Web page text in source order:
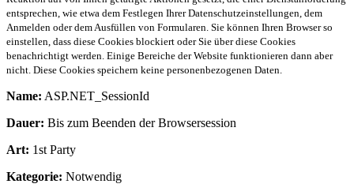
entsprechen, wie etwa dem Festlegen Ihrer Datenschutzeinstellungen, dem
Anmelden oder dem Ausfüllen von Formularen. Sie können Ihren Browser so
einstellen, dass diese Cookies blockiert oder Sie über diese Cookies
benachrichtigt werden. Einige Bereiche der Website funktionieren dann aber
nicht. Diese Cookies speichern keine personenbezogenen Daten.
Name: ASP.NET_SessionId
Dauer: Bis zum Beenden der Browsersession
Art: 1st Party
Kategorie: Notwendig